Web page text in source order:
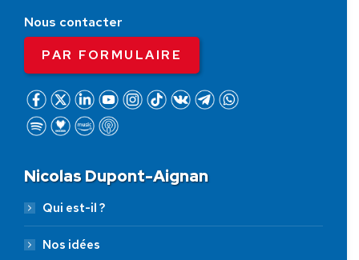
Nous contacter
PAR FORMULAIRE
Nicolas Dupont-Aignan
Qui est-il ?
Nos idées